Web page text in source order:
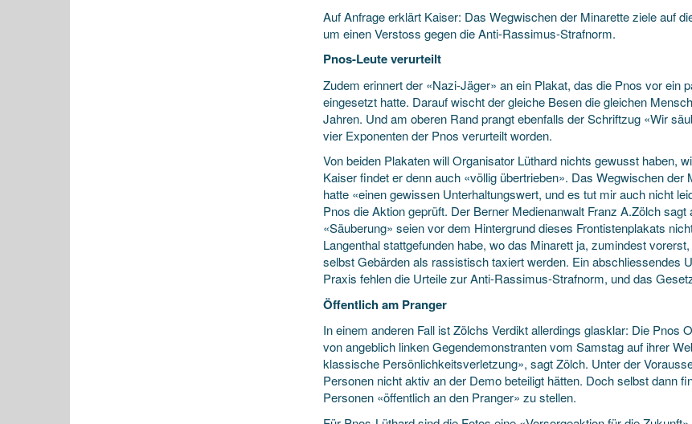
Auf Anfrage erklärt Kaiser: Das Wegwischen der Minarette ziele auf
um einen Verstoss gegen die Anti-Rassimus-Strafnorm.
Pnos-Leute verurteilt
Zudem erinnert der «Nazi-Jäger» an ein Plakat, das die Pnos vor ein
eingesetzt hatte. Darauf wischt der gleiche Besen die gleichen
Jahren. Und am oberen Rand prangt ebenfalls der Schriftzug «Wir
vier Exponenten der Pnos verurteilt worden.
Von beiden Plakaten will Organisator Lüthard nichts gewusst haben,
Kaiser findet er denn auch «völlig übertrieben». Das Wegwischen
hatte «einen gewissen Unterhaltungswert, und es tut mir auch nicht
Pnos die Aktion geprüft. Der Berner Medienanwalt Franz A.Zölch
«Säuberung» seien vor dem Hintergrund dieses Frontistenplakats
Langenthal stattgefunden habe, wo das Minarett ja, zumindest
selbst Gebärden als rassistisch taxiert werden. Ein abschliessendes
Praxis fehlen die Urteile zur Anti-Rassimus-Strafnorm, und das
Öffentlich am Pranger
In einem anderen Fall ist Zölchs Verdikt allerdings glasklar: Die Pnos
von angeblich linken Gegendemonstranten vom Samstag auf ihrer
klassische Persönlichkeitsverletzung», sagt Zölch. Unter der
Personen nicht aktiv an der Demo beteiligt hätten. Doch selbst dann
Personen «öffentlich an den Pranger» zu stellen.